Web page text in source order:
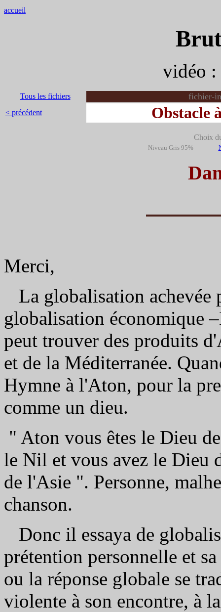
accueil
vidéo :
Tous les fichiers fichier-
< précédent Obstacle
Choix
Niveau Gris 95%
Merci,
La globalisation achevée
globalisation économique
peut trouver des produits
et de la Méditerranée.
Hymne à l'Aton, pour la
comme un dieu.
" Aton vous êtes le Dieu
le Nil et vous avez le Dieu
de l'Asie ". Personne,
chanson.
Donc il essaya de
prétention personnelle et
ou la réponse globale se
violente à son encontre, à